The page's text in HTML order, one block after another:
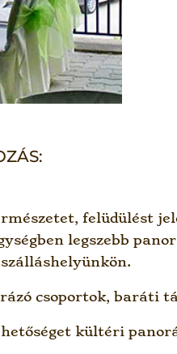
felüdülést
legszebb
csoportok, baráti
kültéri